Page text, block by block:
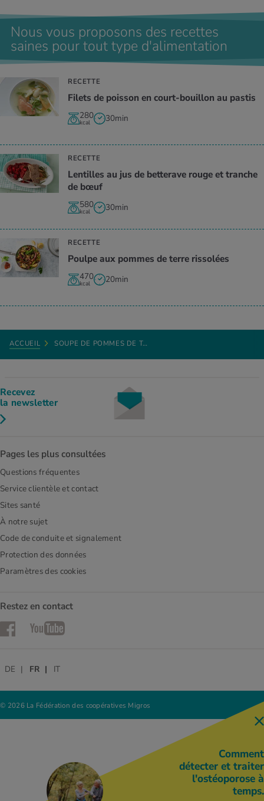
Nous vous proposons des recettes
saines pour tout type d'alimentation
RECETTE
Filets de poisson en court-bouillon au pastis
280
kcal 30min
RECETTE
Lentilles au jus de betterave rouge et tranche
de bœuf
580
kcal 30min
RECETTE
Poulpe aux pommes de terre rissolées
470
kcal 20min
ACCUEIL SOUPE DE POMMES DE T…
Recevez
la newsletter
Pages les plus consultées
Questions fréquentes
Service clientèle et contact
Sites santé
À notre sujet
Code de conduite et signalement
Protection des données
Paramètres des cookies
Restez en contact
FacebookYouTube
© 2026 La Fédération des coopératives Migros
DE FR IT
Comment
détecter et traiter
l'ostéoporose à
temps.